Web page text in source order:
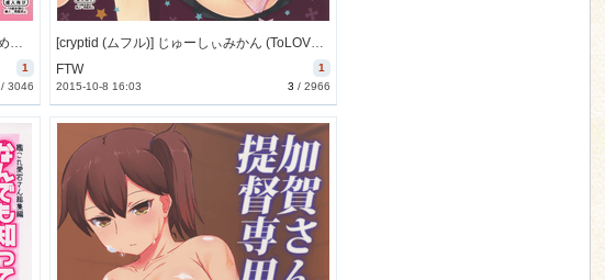
[deathgaze-system (獅童ありす)] おまとめアリサ (GOD EATER) [76M]
1
/3046
[cryptid (ムフル)] じゅーしぃみかん (ToLOVEる -とらぶる-) [42M]
1
FTW
3 /2966
2015-10-8 16:03